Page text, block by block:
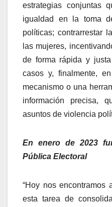
estrategias conjuntas
igualdad en la toma
políticas; contrarrestar
las mujeres,
de forma rápida y
casos y, finalmente,
mecanismo o una
información precisa,
asuntos de violencia
En enero de 2023
Pública Electoral
“Hoy nos
esta tarea de